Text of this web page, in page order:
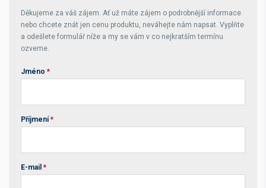
Děkujeme za váš zájem. Ať už máte zájem o podrobnější informace
nebo chcete znát jen cenu produktu, neváhejte nám napsat. Vyplňte
a odešlete formulář níže a my se vám v co nejkratším termínu
ozveme.
Jméno *
Příjmení *
E-mail *